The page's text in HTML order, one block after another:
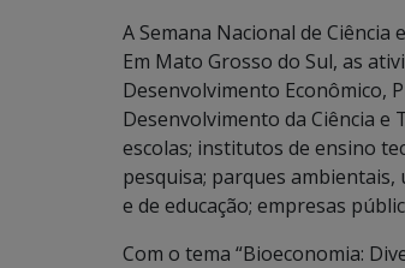
A Semana Nacional de
Em Mato Grosso do Sul, as
Desenvolvimento Econômico,
Desenvolvimento da Ciência e
escolas; institutos de ensino
pesquisa; parques ambientais,
e de educação; empresas
Com o tema “Bioeconomia: